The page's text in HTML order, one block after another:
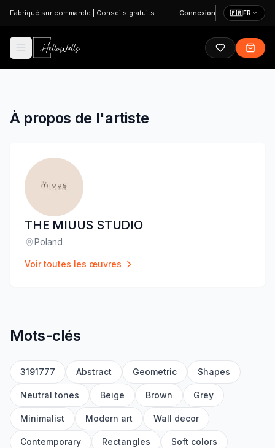
Aller au contenu principal
Fabriqué sur commande Conseils gratuits Connexion 🇫🇷FR
À propos de l'artiste
THE MIUUS STUDIO
Lieu :
Poland
Voir toutes les œuvres
Mots-clés
3191777 Abstract Geometric Shapes
Neutral tones Beige Brown Grey
Minimalist Modern art Wall decor
Contemporary Rectangles Soft colors